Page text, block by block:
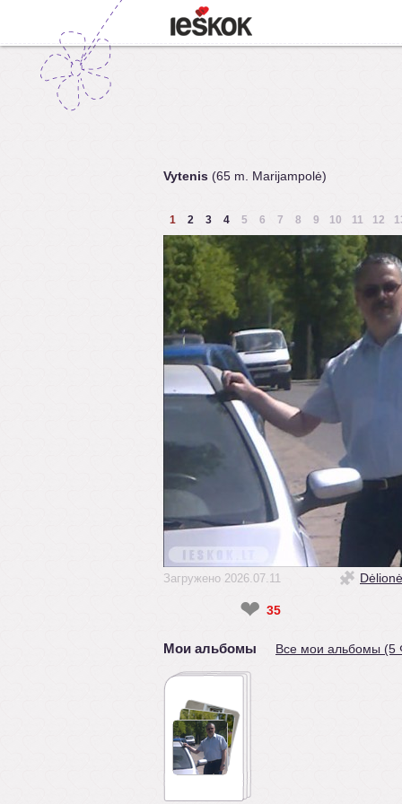
Vytenis (65 m. Marijampolė)
1 2 3 4 5 6 7 8 9 10 11 12
Загружено 2026.07.11 Dėlionė
❤ 35
Мои альбомы Все мои альбомы (5